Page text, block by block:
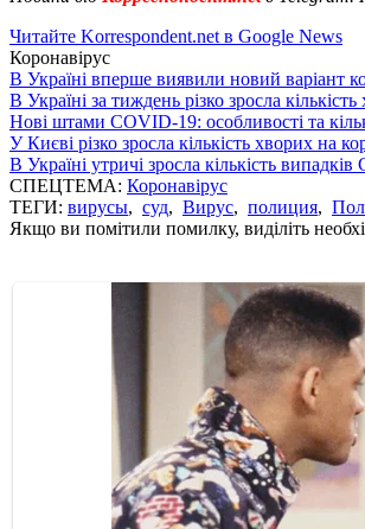
Читайте Korrespondent.net в Google News
Коронавірус
В Україні вперше виявили новий варіант
В Україні за тиждень різко зросла
Нові штами COVID-19: особливості та
У Києві різко зросла кількість хворих на
В Україні утричі зросла кількість
СПЕЦТЕМА: Коронавірус
ТЕГИ: вирусы, суд, Вирус, полиция,
Якщо ви помітили помилку, виділіть